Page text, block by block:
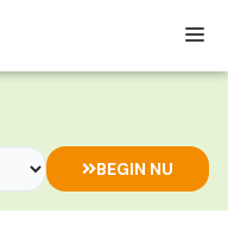
BEGIN NU